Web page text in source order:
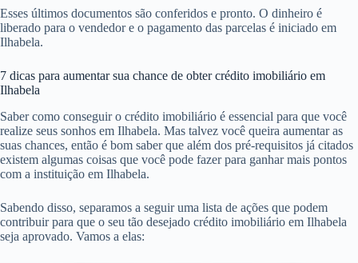
Esses últimos documentos são conferidos e pronto. O dinheiro é
liberado para o vendedor e o pagamento das parcelas é iniciado em
Ilhabela.
7 dicas para aumentar sua chance de obter crédito imobiliário em
Ilhabela
Saber como conseguir o crédito imobiliário é essencial para que você
realize seus sonhos em Ilhabela. Mas talvez você queira aumentar as
suas chances, então é bom saber que além dos pré-requisitos já citados
existem algumas coisas que você pode fazer para ganhar mais pontos
com a instituição em Ilhabela.
Sabendo disso, separamos a seguir uma lista de ações que podem
contribuir para que o seu tão desejado crédito imobiliário em Ilhabela
seja aprovado. Vamos a elas: